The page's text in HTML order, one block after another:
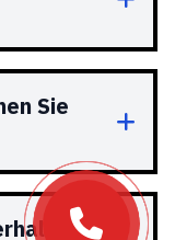
Sie
der